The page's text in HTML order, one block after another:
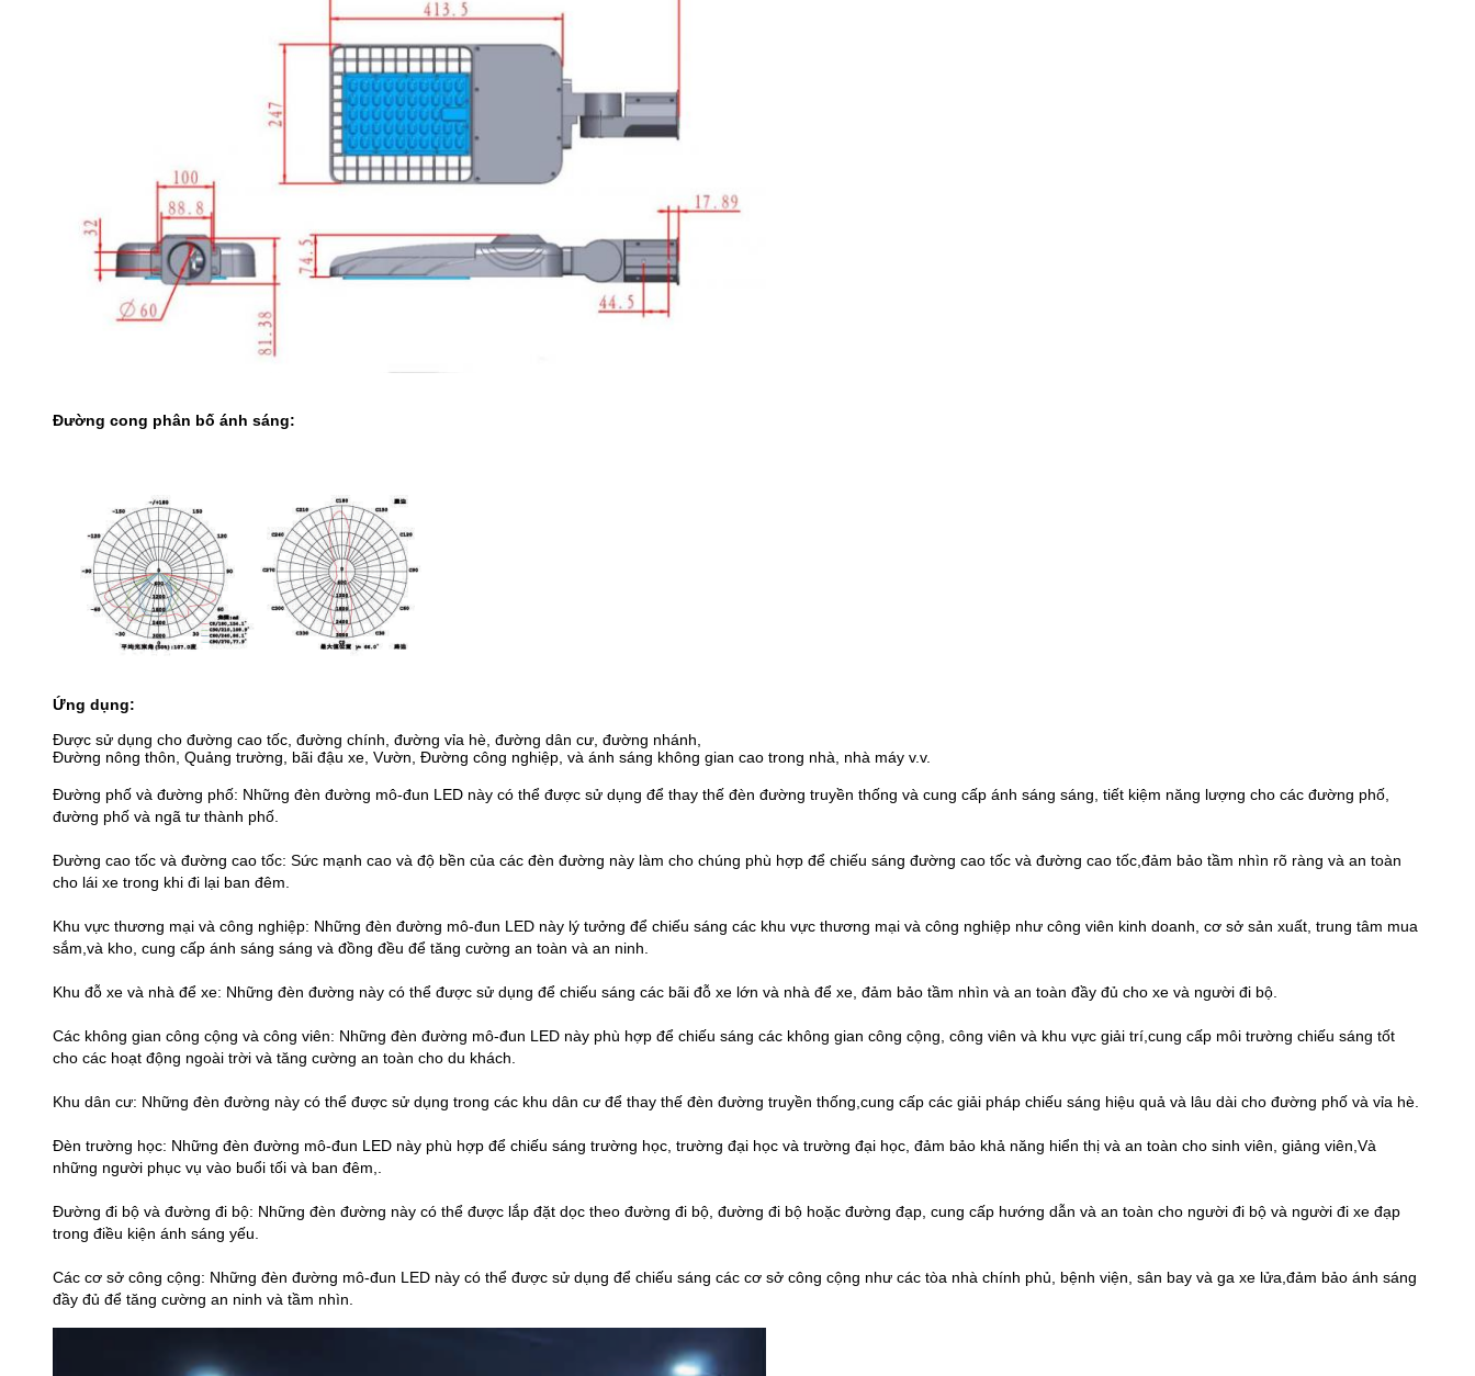
Đường cong phân bố ánh sáng:
Ứng dụng:
Được sử dụng cho đường cao tốc, đường chính, đường vỉa hè, đường dân cư, đường nhánh,
Đường nông thôn, Quảng trường, bãi đậu xe, Vườn, Đường công nghiệp, và ánh sáng không gian cao trong nhà, nhà máy v.v.
Đường phố và đường phố: Những đèn đường mô-đun LED này có thể được sử dụng để thay thế đèn đường truyền thống và cung cấp ánh sáng sáng, tiết kiệm năng lượng cho các đường phố,
đường phố và ngã tư thành phố.
Đường cao tốc và đường cao tốc: Sức mạnh cao và độ bền của các đèn đường này làm cho chúng phù hợp để chiếu sáng đường cao tốc và đường cao tốc,đảm bảo tầm nhìn rõ ràng và an toàn
cho lái xe trong khi đi lại ban đêm.
Khu vực thương mại và công nghiệp: Những đèn đường mô-đun LED này lý tưởng để chiếu sáng các khu vực thương mại và công nghiệp như công viên kinh doanh, cơ sở sản xuất, trung tâm mua
sắm,và kho, cung cấp ánh sáng sáng và đồng đều để tăng cường an toàn và an ninh.
Khu đỗ xe và nhà để xe: Những đèn đường này có thể được sử dụng để chiếu sáng các bãi đỗ xe lớn và nhà để xe, đảm bảo tầm nhìn và an toàn đầy đủ cho xe và người đi bộ.
Các không gian công cộng và công viên: Những đèn đường mô-đun LED này phù hợp để chiếu sáng các không gian công cộng, công viên và khu vực giải trí,cung cấp môi trường chiếu sáng tốt
cho các hoạt động ngoài trời và tăng cường an toàn cho du khách.
Khu dân cư: Những đèn đường này có thể được sử dụng trong các khu dân cư để thay thế đèn đường truyền thống,cung cấp các giải pháp chiếu sáng hiệu quả và lâu dài cho đường phố và vỉa hè.
Đèn trường học: Những đèn đường mô-đun LED này phù hợp để chiếu sáng trường học, trường đại học và trường đại học, đảm bảo khả năng hiển thị và an toàn cho sinh viên, giảng viên,Và
những người phục vụ vào buổi tối và ban đêm,.
Đường đi bộ và đường đi bộ: Những đèn đường này có thể được lắp đặt dọc theo đường đi bộ, đường đi bộ hoặc đường đạp, cung cấp hướng dẫn và an toàn cho người đi bộ và người đi xe đạp
trong điều kiện ánh sáng yếu.
Các cơ sở công cộng: Những đèn đường mô-đun LED này có thể được sử dụng để chiếu sáng các cơ sở công cộng như các tòa nhà chính phủ, bệnh viện, sân bay và ga xe lửa,đảm bảo ánh sáng
đầy đủ để tăng cường an ninh và tầm nhìn.